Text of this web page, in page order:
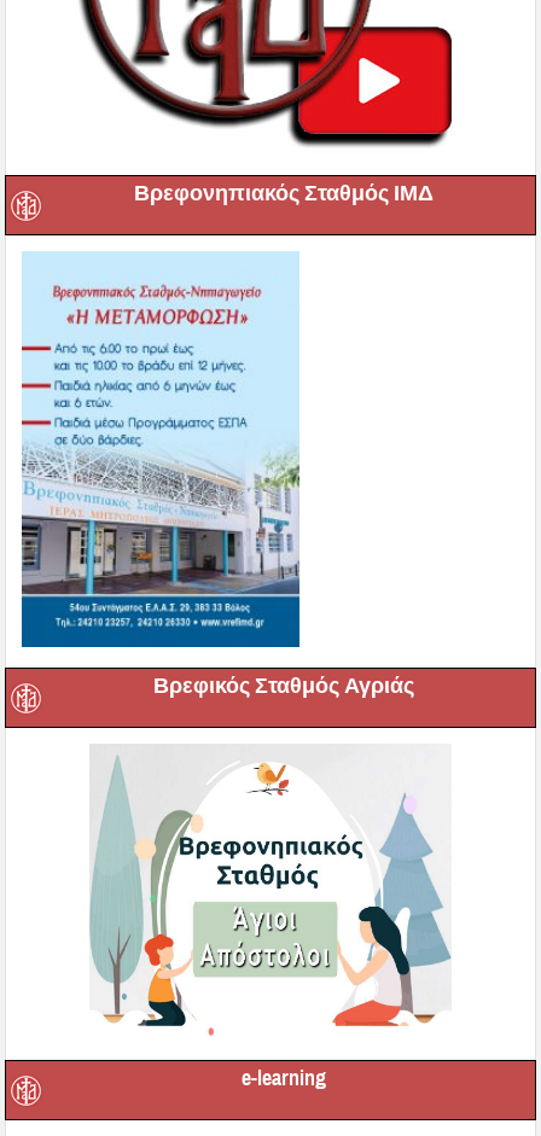
Βρεφονηπιακός Σταθμός ΙΜΔ
Βρεφικός Σταθμός Αγριάς
e-learning